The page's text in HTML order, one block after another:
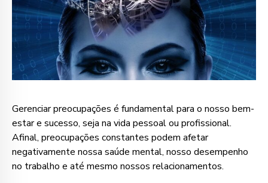
Gerenciar preocupações é fundamental para o nosso bem-
estar e sucesso, seja na vida pessoal ou profissional.
Afinal, preocupações constantes podem afetar
negativamente nossa saúde mental, nosso desempenho
no trabalho e até mesmo nossos relacionamentos.